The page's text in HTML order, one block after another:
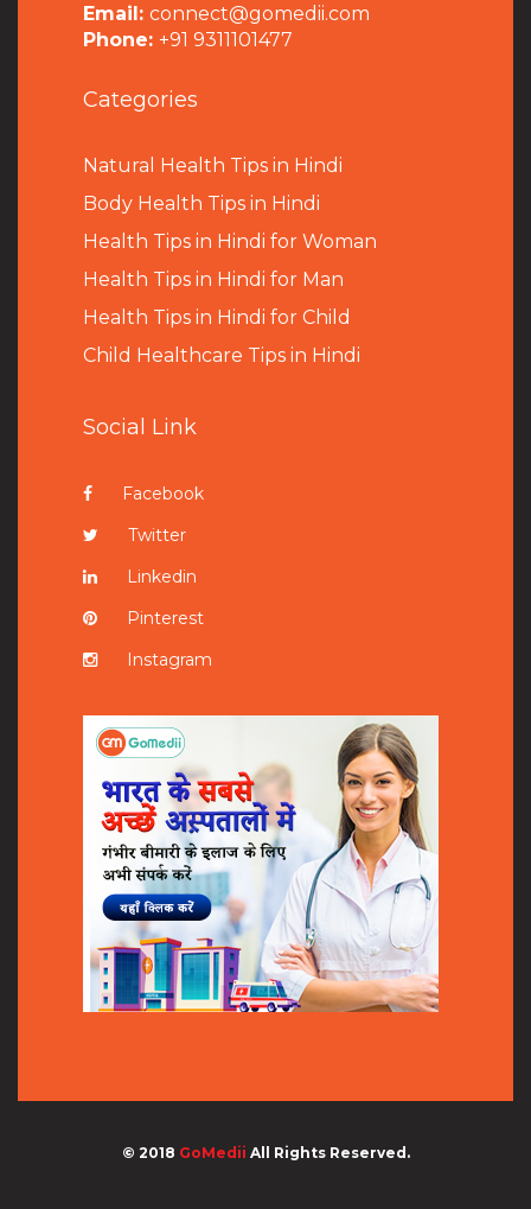
Email: connect@gomedii.com
Phone: +91 9311101477
Categories
Natural Health Tips in Hindi
Body Health Tips in Hindi
Health Tips in Hindi for Woman
Health Tips in Hindi for Man
Health Tips in Hindi for Child
Child Healthcare Tips in Hindi
Social Link
Facebook
Twitter
Linkedin
Pinterest
Instagram
© 2018 GoMedii All Rights Reserved.